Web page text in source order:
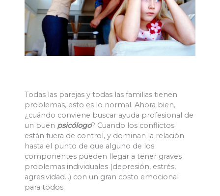
Todas las parejas y todas las familias tienen
problemas, esto es lo normal. Ahora bien,
¿cuándo conviene buscar ayuda profesional de
un buen psicólogo? Cuando los conflictos
están fuera de control, y dominan la relación
hasta el punto de que alguno de los
componentes pueden llegar a tener graves
problemas individuales (depresión, estrés,
agresividad…) con un gran costo emocional
para todos.